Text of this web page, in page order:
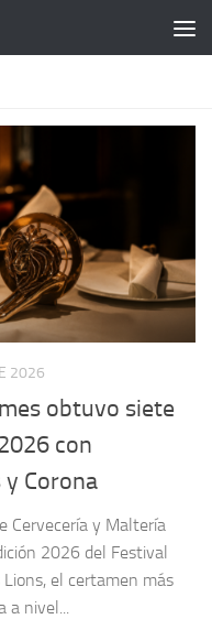
2026
obtuvo siete
con
Corona
Cervecería y Maltería
2026 del Festival
el certamen más
a nivel...